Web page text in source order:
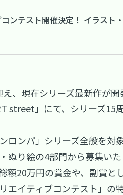
ンテスト開催決定！ イラスト
、現在シリーズ最新作が
street」にて、シリーズ15
ロンパ」シリーズ全般を対
ぬり絵の4部門から募集い
額20万円の賞金や、副賞と
エイティブコンテスト」